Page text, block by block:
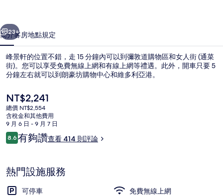
個 下一個
23+
簡介客房地點規定
峰景軒的位置不錯，走 15 分鐘內可以到彌敦道購物區和女人街 (通菜
街)。您可以享受免費無線上網和有線上網等禮遇。此外，開車只要 5
分鐘左右就可以到朗豪坊購物中心和維多利亞港。
目
前
的
價
格
是
NT$2,241
總價 NT$2,554
含稅金和其他費用
9 月 6 日 - 9 月 7 日
評
論
8.68.6 分，滿分 10 分，
有夠讚查看 414 則評論
熱門設施服務
可停車
免費無線上網